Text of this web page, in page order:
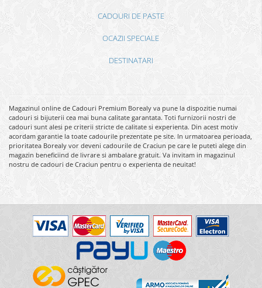
CADOURI DE PASTE
OCAZII SPECIALE
DESTINATARI
Magazinul online de Cadouri Premium Borealy va pune la dispozitie numai
cadouri si bijuterii cea mai buna calitate garantata. Toti furnizorii nostri de
cadouri sunt alesi pe criterii stricte de calitate si experienta. Din acest motiv
acordam garantie la toate cadourile prezentate pe site. In urmatoarea perioada,
prioritatea Borealy vor deveni cadourile de Craciun pe care le puteti alege din
magazin beneficiind de livrare si ambalare gratuit. Va invitam in magazinul
nostru de cadouri de Craciun pentru o experienta de neuitat!